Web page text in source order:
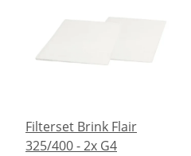
Filterset Brink Flair
325/400 - 2x G4